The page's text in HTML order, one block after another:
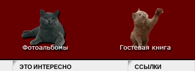
ЭТО ИНТЕРЕСНО ССЫЛКИ